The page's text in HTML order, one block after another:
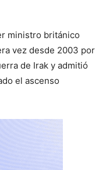
ministro británico
vez desde 2003 por
de Irak y admitió
el ascenso